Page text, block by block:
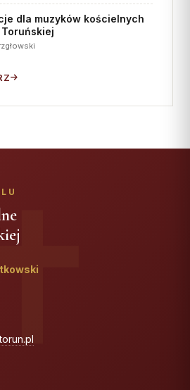
dla muzyków kościelnych